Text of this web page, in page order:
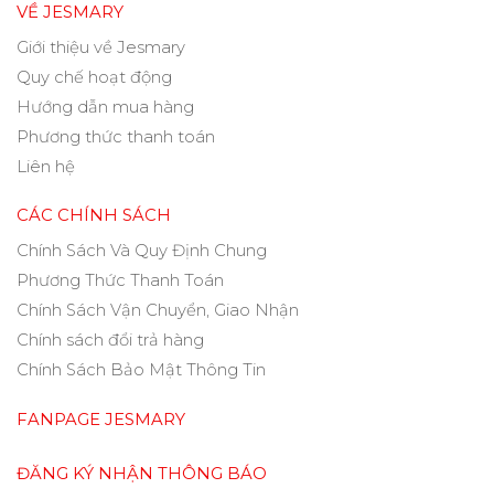
VỀ JESMARY
Giới thiệu về Jesmary
Quy chế hoạt động
Hướng dẫn mua hàng
Phương thức thanh toán
Liên hệ
CÁC CHÍNH SÁCH
Chính Sách Và Quy Định Chung
Phương Thức Thanh Toán
Chính Sách Vận Chuyển, Giao Nhận
Chính sách đổi trả hàng
Chính Sách Bảo Mật Thông Tin
FANPAGE JESMARY
ĐĂNG KÝ NHẬN THÔNG BÁO